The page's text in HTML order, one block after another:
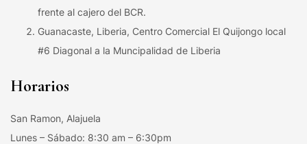
frente al cajero del BCR.
Guanacaste, Liberia, Centro Comercial El Quijongo local
#6 Diagonal a la Muncipalidad de Liberia
Horarios
San Ramon, Alajuela
Lunes – Sábado: 8:30 am – 6:30pm